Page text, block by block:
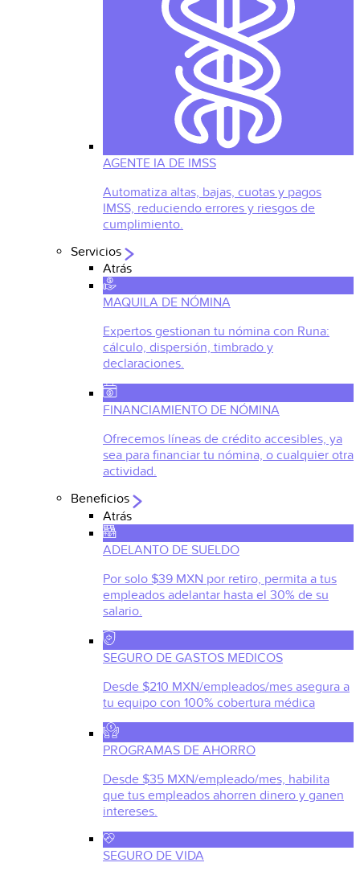
AGENTE IA DE IMSS
Automatiza altas, bajas, cuotas y pagos
IMSS, reduciendo errores y riesgos de
cumplimiento.
Servicios
Atrás
MAQUILA DE NÓMINA
Expertos gestionan tu nómina con Runa:
cálculo, dispersión, timbrado y
declaraciones.
FINANCIAMIENTO DE NÓMINA
Ofrecemos líneas de crédito accesibles, ya
sea para financiar tu nómina, o cualquier otra
actividad.
Beneficios
Atrás
ADELANTO DE SUELDO
Por solo $39 MXN por retiro, permita a tus
empleados adelantar hasta el 30% de su
salario.
SEGURO DE GASTOS MEDICOS
Desde $210 MXN/empleados/mes asegura a
tu equipo con 100% cobertura médica
PROGRAMAS DE AHORRO
Desde $35 MXN/empleado/mes, habilita
que tus empleados ahorren dinero y ganen
intereses.
SEGURO DE VIDA